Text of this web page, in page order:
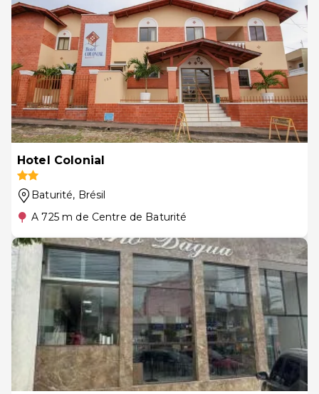
Hotel Colonial
Baturité, Brésil
A 725 m de Centre de Baturité